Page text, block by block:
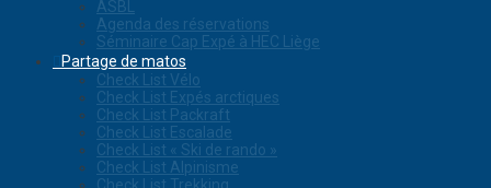
ASBL
Agenda des réservations
Séminaire Cap Expé à HEC Liège
Partage de matos
Check List Vélo
Check List Expés arctiques
Check List Packraft
Check List Escalade
Check List « Ski de rando »
Check List Alpinisme